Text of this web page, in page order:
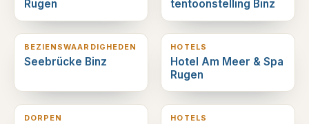
Rugen tentoonstelling Binz
0 km verderop
BEZIENSWAARDIGHEDEN
Seebrücke Binz
0 km verderop
HOTELS
Hotel Am Meer & Spa
Rugen
0 km verderop
DORPEN
0 km verderop
HOTELS